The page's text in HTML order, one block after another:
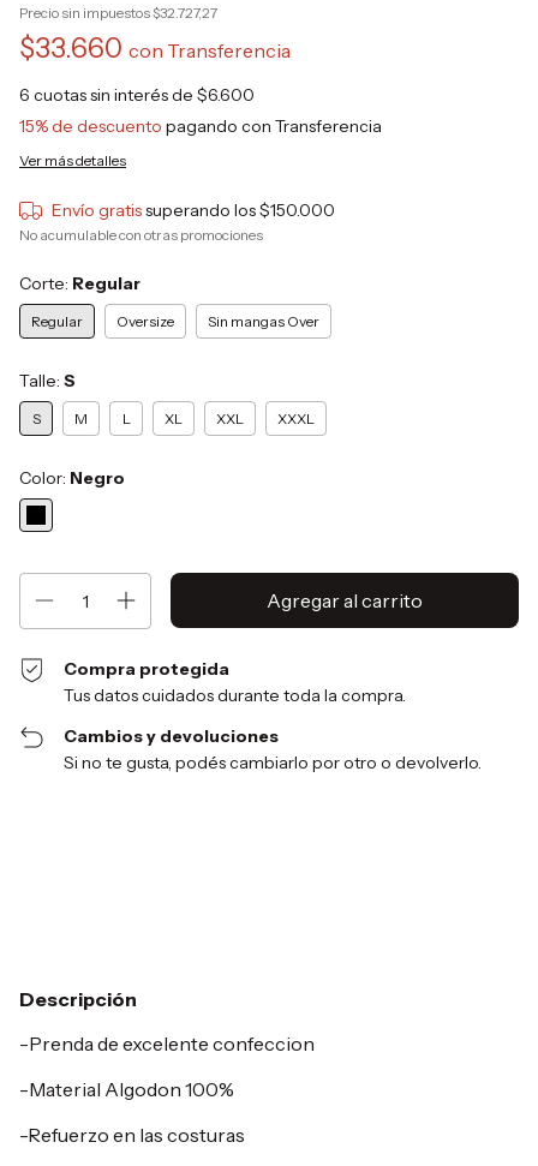
Precio sin impuestos$32.727,27
$33.660 con Transferencia
6 cuotas sin interés de $6.600
15% de descuento pagando con Transferencia
Ver más detalles
Envío gratissuperando los$150.000
No acumulable con otras promociones
Corte: Regular
Regular Oversize Sin mangas Over
Talle: S
S M L XL XXL XXXL
Color: Negro
Compra protegida
Tus datos cuidados durante toda la compra.
Cambios y devoluciones
Si no te gusta, podés cambiarlo por otro o devolverlo.
Descripción
-Prenda de excelente confeccion
-Material Algodon 100%
-Refuerzo en las costuras